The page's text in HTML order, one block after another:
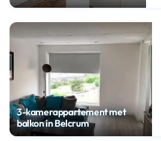
3-kamerappartement met
balkon in Belcrum